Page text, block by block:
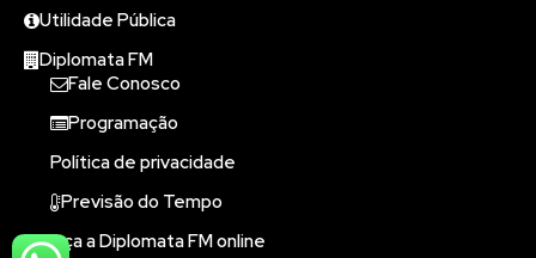
Utilidade Pública
Diplomata FM
Fale Conosco
Programação
Política de privacidade
Previsão do Tempo
Ouça a Diplomata FM online